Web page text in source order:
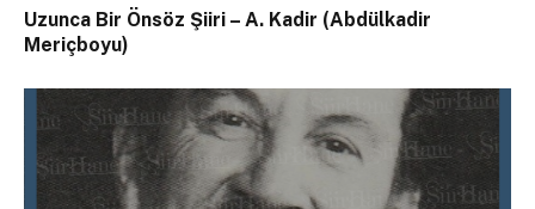
Uzunca Bir Önsöz Şiiri – A. Kadir (Abdülkadir
Meriçboyu)